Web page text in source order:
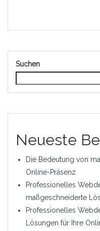
Suchen
Neueste
Die Bedeutung von
Online-Präsenz
Professionelles
maßgeschneiderte
Professionelles
Lösungen für Ihre